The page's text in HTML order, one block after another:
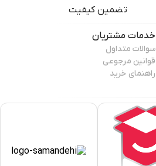
تضمین کیفیت
خدمات مشتریان
سوالات متداول
قوانین مرجوعی
راهنمای خرید